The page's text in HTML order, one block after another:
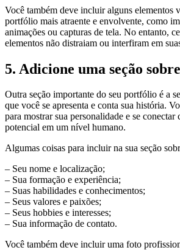
Você também deve incluir alguns elementos
portfólio mais atraente e envolvente, como
animações ou capturas de tela. No entanto,
elementos não distraiam ou interfiram em
5. Adicione uma seção
Outra seção importante do seu portfólio é a
que você se apresenta e conta sua história.
para mostrar sua personalidade e se conectar
potencial em um nível humano.
Algumas coisas para incluir na sua seção
– Seu nome e localização;
– Sua formação e experiência;
– Suas habilidades e conhecimentos;
– Seus valores e paixões;
– Seus hobbies e interesses;
– Sua informação de contato.
Você também deve incluir uma foto